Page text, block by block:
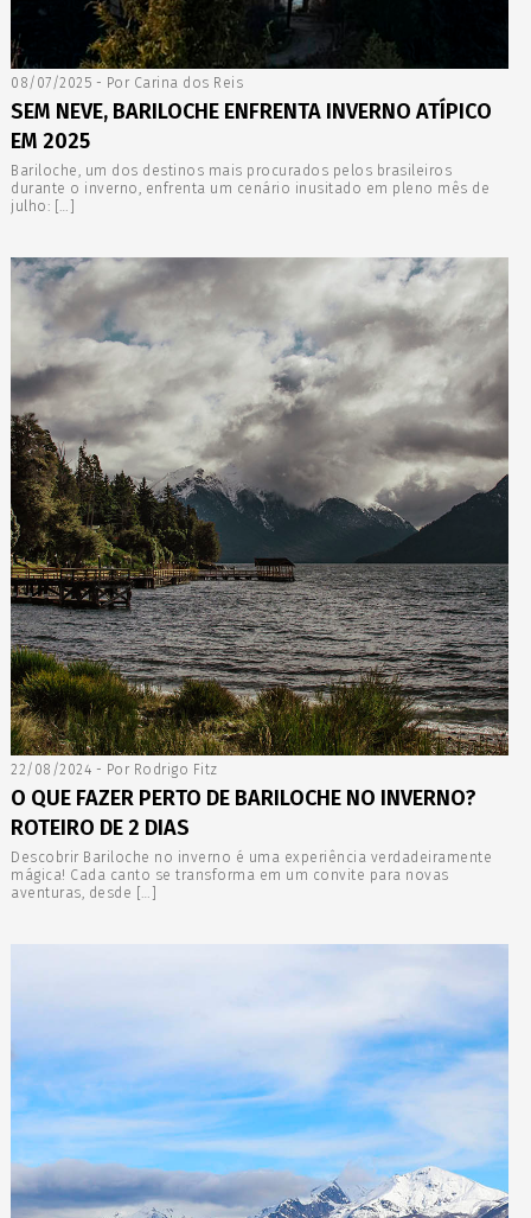
08/07/2025 - Por Carina dos Reis
SEM NEVE, BARILOCHE ENFRENTA INVERNO ATÍPICO
EM 2025
Bariloche, um dos destinos mais procurados pelos brasileiros
durante o inverno, enfrenta um cenário inusitado em pleno mês de
julho: […]
22/08/2024 - Por Rodrigo Fitz
O QUE FAZER PERTO DE BARILOCHE NO INVERNO?
ROTEIRO DE 2 DIAS
Descobrir Bariloche no inverno é uma experiência verdadeiramente
mágica! Cada canto se transforma em um convite para novas
aventuras, desde […]